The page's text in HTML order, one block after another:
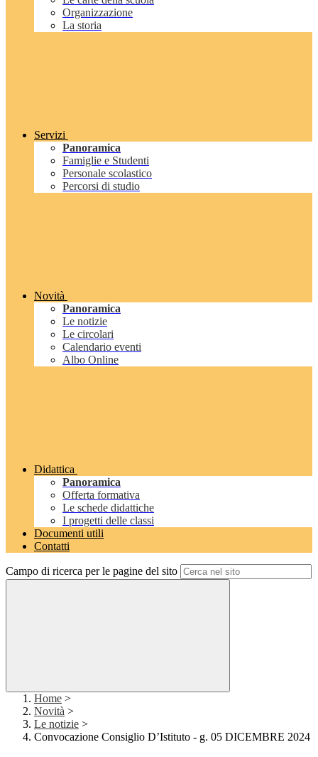
Organizzazione
La storia
Servizi
Panoramica
Famiglie e Studenti
Personale scolastico
Percorsi di studio
Novità
Panoramica
Le notizie
Le circolari
Calendario eventi
Albo Online
Didattica
Panoramica
Offerta formativa
Le schede didattiche
I progetti delle classi
Documenti utili
Contatti
Campo di ricerca per le pagine del sito
Home >
Novità >
Le notizie >
Convocazione Consiglio D’Istituto - g. 05 DICEMBRE 2024